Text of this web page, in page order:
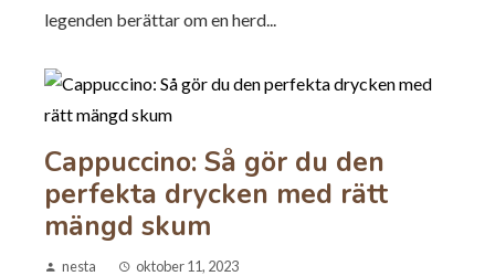
legenden berättar om en herd...
Cappuccino: Så gör du den
perfekta drycken med rätt
mängd skum
nesta oktober 11, 2023